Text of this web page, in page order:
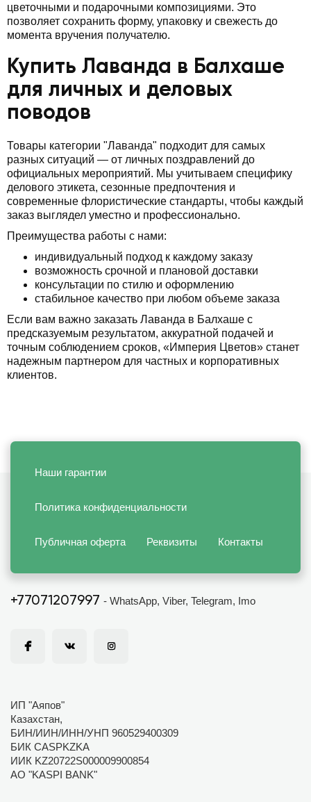
цветочными и подарочными композициями. Это
позволяет сохранить форму, упаковку и свежесть до
момента вручения получателю.
Купить Лаванда в Балхаше
для личных и деловых
поводов
Товары категории "Лаванда" подходит для самых
разных ситуаций — от личных поздравлений до
официальных мероприятий. Мы учитываем специфику
делового этикета, сезонные предпочтения и
современные флористические стандарты, чтобы каждый
заказ выглядел уместно и профессионально.
Преимущества работы с нами:
индивидуальный подход к каждому заказу
возможность срочной и плановой доставки
консультации по стилю и оформлению
стабильное качество при любом объеме заказа
Если вам важно заказать Лаванда в Балхаше с
предсказуемым результатом, аккуратной подачей и
точным соблюдением сроков, «Империя Цветов» станет
надежным партнером для частных и корпоративных
клиентов.
Наши гарантии
Политика конфиденциальности
Публичная оферта Реквизиты Контакты
+77071207997 - WhatsApp, Viber, Telegram, Imo
ИП "Аяпов"
Казахстан,
БИН/ИИН/ИНН/УНП 960529400309
БИК CASPKZKA
ИИК KZ20722S000009900854
АО "KASPI BANK"